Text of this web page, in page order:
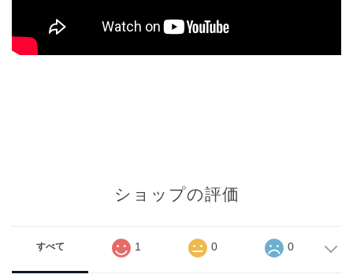
ショップの評価
すべて 1 0 0